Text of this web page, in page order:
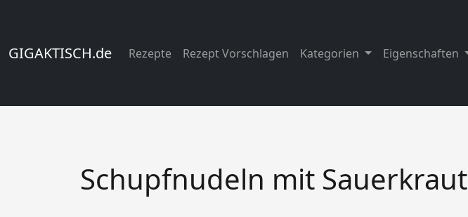
GIGAKTISCH.de Rezepte Rezept Vorschlagen Kategorien Eigenschaften
Schupfnudeln mit Sauerkraut